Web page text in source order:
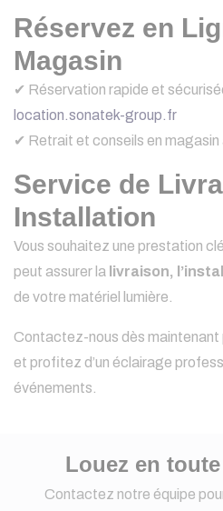
Réservez en
Magasin
✔ Réservation rapide et
location.sonatek-group.fr
✔ Retrait et conseils en magasin
Service de
Installation
Vous souhaitez une prestation
peut assurer la livraison,
de votre matériel lumière.
Contactez-nous dès maintenant
et profitez d’un éclairage
événements.
Louez en
Contactez notre équipe